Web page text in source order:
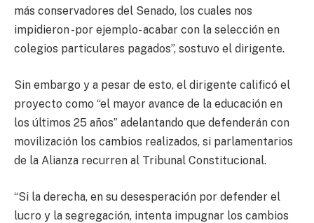
más conservadores del Senado, los cuales nos
impidieron -por ejemplo- acabar con la selección en
colegios particulares pagados”, sostuvo el dirigente.
Sin embargo y a pesar de esto, el dirigente calificó el
proyecto como “el mayor avance de la educación en
los últimos 25 años” adelantando que defenderán con
movilización los cambios realizados, si parlamentarios
de la Alianza recurren al Tribunal Constitucional.
“Si la derecha, en su desesperación por defender el
lucro y la segregación, intenta impugnar los cambios